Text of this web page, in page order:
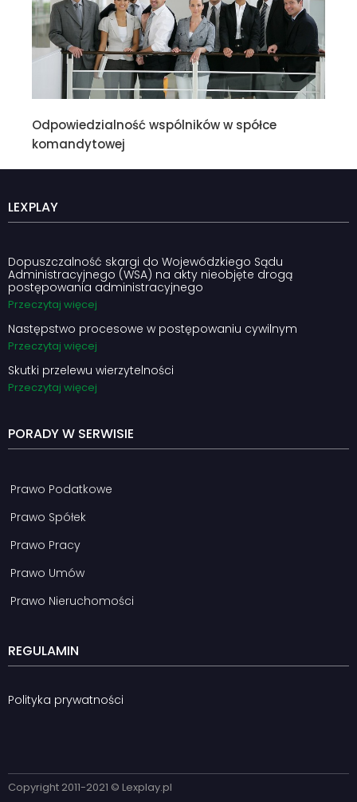
Odpowiedzialność wspólników w spółce
komandytowej
LEXPLAY
Dopuszczalność skargi do Wojewódzkiego Sądu
Administracyjnego (WSA) na akty nieobjęte drogą
postępowania administracyjnego
Przeczytaj więcej
Następstwo procesowe w postępowaniu cywilnym
Przeczytaj więcej
Skutki przelewu wierzytelności
Przeczytaj więcej
PORADY W SERWISIE
Prawo Podatkowe
Prawo Spółek
Prawo Pracy
Prawo Umów
Prawo Nieruchomości
REGULAMIN
Polityka prywatności
Copyright 2011-2021 © Lexplay.pl​